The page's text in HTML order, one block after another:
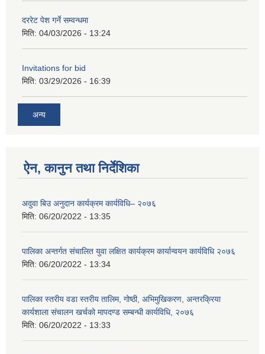
दररेट पेश गर्ने सम्वन्धमा
मिति: 04/03/2026 - 13:24
Invitations for bid
मिति: 03/29/2026 - 16:39
अन्य
ऐन, कानुन तथा निर्देशिका
अदुवा बिउ अनुदान कार्यक्रम कार्यविधि– २०७६
मिति: 06/20/2022 - 13:35
पालिका अन्तर्गत संचालित युवा लक्षित कार्यक्रम कार्यान्वयन कार्यविधि २०७६
मिति: 06/20/2022 - 13:34
पालिका स्तरीय वडा स्तरीय तालिम, गोष्ठी, अभिमुखिकरण, अन्तरक्रिया
कार्यशाला संचालन खर्चको मापदण्ड सम्बन्धी कार्यविधि, २०७६
मिति: 06/20/2022 - 13:33